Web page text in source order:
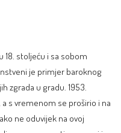
18. stoljeću i sa sobom
je primjer baroknog
zgrada u gradu. 1953.
s vremenom se proširio i na
ne oduvijek na ovoj